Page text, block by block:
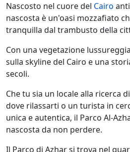
Nascosto nel cuore del Cairo
nascosta è un'oasi mozzafiato
tranquilla dal trambusto della
Con una vegetazione
sulla skyline del Cairo e una
secoli.
Che tu sia un locale alla ricerca
dove rilassarti o un turista in
unica e autentica, il Parco Al-
nascosta da non perdere.
Il Parco di Azhar si trova nel